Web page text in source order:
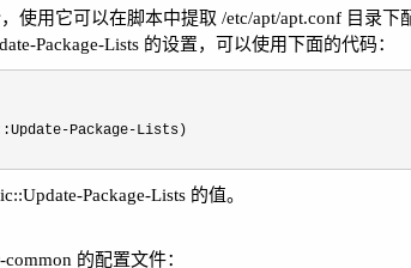
使用它可以在脚本中提取 /etc/apt/apt.conf 目录下
Package-Lists 的设置，可以使用下面的代码：
Package-
Package-Lists 的值。
的配置文件：